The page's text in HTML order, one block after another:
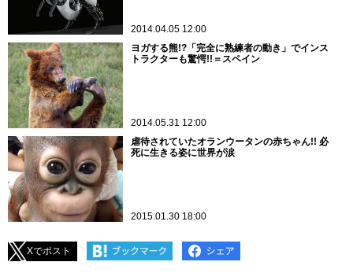
2014.04.05 12:00
ヨガする熊!?「完全に熟練者の動き」でインス
トラクターも驚愕!!＝スペイン
2014.05.31 12:00
虐待されていたオランウータンの赤ちゃん!! 必
死に生きる姿に世界が涙
2015.01.30 18:00
Xでポスト